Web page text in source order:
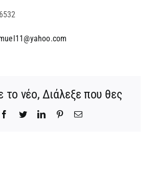
το νέο, Διάλεξε που θες
Facebook
TwitterLinkedInPinterestEmail